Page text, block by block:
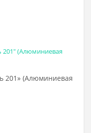
201» (Алюминиевая